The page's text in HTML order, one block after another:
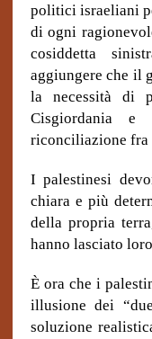
politici israeliani
di ogni
cosiddetta
aggiungere che il
la necessità di
Cisgiordania
riconciliazione
I palestinesi
chiara e più
della propria
hanno lasciato
È ora che i
illusione dei
soluzione